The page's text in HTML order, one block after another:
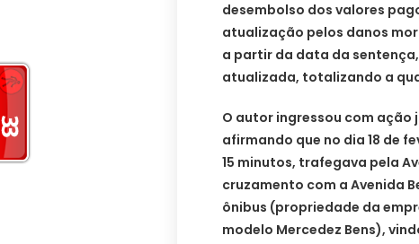
desembolso dos valores
atualização pelos danos
a partir da data da
atualizada, totalizando a
O autor ingressou com
afirmando que no dia 18 de
15 minutos, trafegava pela
cruzamento com a Avenida
ônibus (propriedade da
modelo Mercedez Bens),